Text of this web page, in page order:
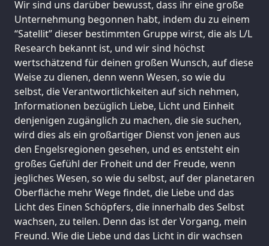
Wir sind uns darüber bewusst, dass ihr eine große
Unternehmung begonnen habt, indem du zu einem
“Satellit” dieser bestimmten Gruppe wirst, die als L/L
Research bekannt ist, und wir sind höchst
wertschätzend für deinen großen Wunsch, auf diese
Weise zu dienen, denn wenn Wesen, so wie du
selbst, die Verantwortlichkeiten auf sich nehmen,
Informationen bezüglich Liebe, Licht und Einheit
denjenigen zugänglich zu machen, die sie suchen,
wird dies als ein großartiger Dienst von jenen aus
den Engelsregionen gesehen, und es entsteht ein
großes Gefühl der Froheit und der Freude, wenn
jegliches Wesen, so wie du selbst, auf der planetaren
Oberfläche mehr Wege findet, die Liebe und das
Licht des Einen Schöpfers, die innerhalb des Selbst
wachsen, zu teilen. Denn das ist der Vorgang, mein
Freund. Wie die Liebe und das Licht in dir wachsen